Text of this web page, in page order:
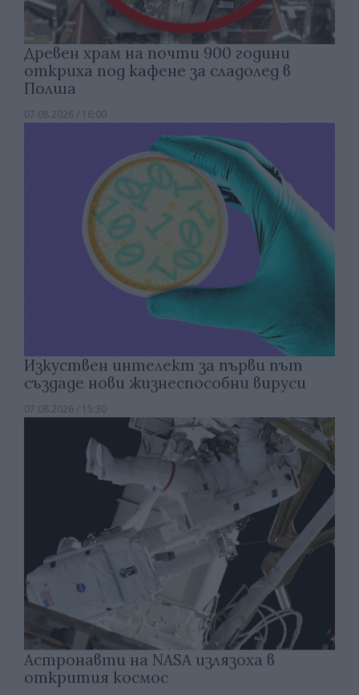
Древен храм на почти 900 години
откриха под кафене за сладолед в
Полша
07.08.2026 / 16:00
Изкуствен интелект за първи път
създаде нови жизнеспособни вируси
07.08.2026 / 15:30
Астронавти на NASA излязоха в
открития космос